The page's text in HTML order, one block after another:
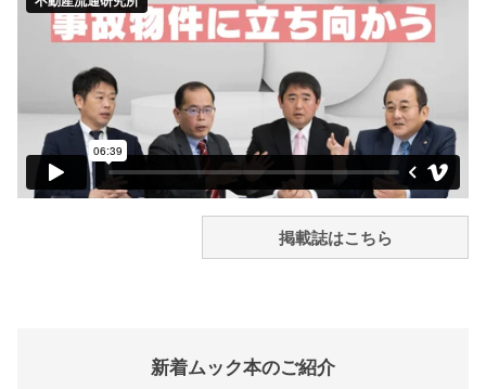
掲載誌はこちら
新着ムック本のご紹介